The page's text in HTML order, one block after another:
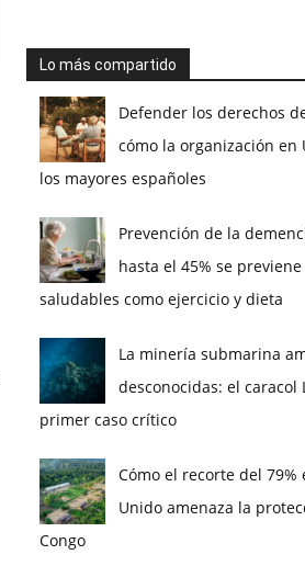
Lo más compartido
Defender los derechos
cómo la organización en
los mayores españoles
Prevención de la
hasta el 45% se
saludables como ejercicio y dieta
La minería submarina
desconocidas: el caracol
primer caso crítico
Cómo el recorte del 79%
Unido amenaza la
Congo